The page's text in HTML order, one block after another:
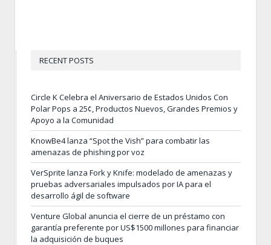
RECENT POSTS
Circle K Celebra el Aniversario de Estados Unidos Con
Polar Pops a 25¢, Productos Nuevos, Grandes Premios y
Apoyo a la Comunidad
KnowBe4 lanza “Spot the Vish” para combatir las
amenazas de phishing por voz
VerSprite lanza Fork y Knife: modelado de amenazas y
pruebas adversariales impulsados por IA para el
desarrollo ágil de software
Venture Global anuncia el cierre de un préstamo con
garantía preferente por US$1500 millones para financiar
la adquisición de buques